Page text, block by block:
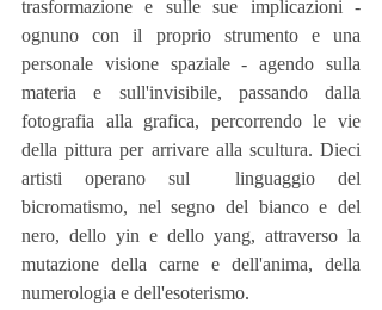
trasformazione e sulle sue implicazioni -
ognuno con il proprio strumento e una
personale visione spaziale - agendo sulla
materia e sull'invisibile, passando dalla
fotografia alla grafica, percorrendo le vie
della pittura per arrivare alla scultura. Dieci
artisti operano sul  linguaggio del
bicromatismo, nel segno del bianco e del
nero, dello yin e dello yang, attraverso la
mutazione della carne e dell'anima, della
numerologia e dell'esoterismo.